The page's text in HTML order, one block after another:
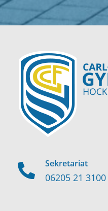
Sekretariat
06205 21 3100